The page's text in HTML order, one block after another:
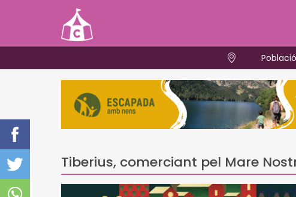
Població
Tiberius, comerciant pel Mare